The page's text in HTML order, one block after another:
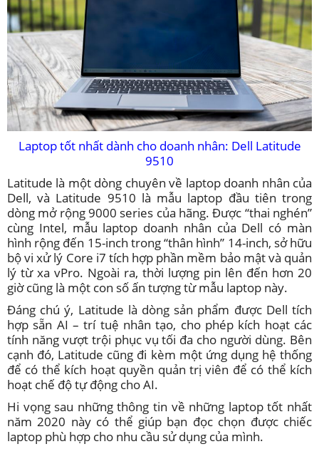
Laptop tốt nhất dành cho doanh nhân: Dell Latitude
9510
Latitude là một dòng chuyên về laptop doanh nhân của
Dell, và Latitude 9510 là mẫu laptop đầu tiên trong
dòng mở rộng 9000 series của hãng. Được “thai nghén”
cùng Intel, mẫu laptop doanh nhân của Dell có màn
hình rộng đến 15-inch trong “thân hình” 14-inch, sở hữu
bộ vi xử lý Core i7 tích hợp phần mềm bảo mật và quản
lý từ xa vPro. Ngoài ra, thời lượng pin lên đến hơn 20
giờ cũng là một con số ấn tượng từ mẫu laptop này.
Đáng chú ý, Latitude là dòng sản phẩm được Dell tích
hợp sẵn AI – trí tuệ nhân tạo, cho phép kích hoạt các
tính năng vượt trội phục vụ tối đa cho người dùng. Bên
cạnh đó, Latitude cũng đi kèm một ứng dụng hệ thống
để có thể kích hoạt quyền quản trị viên để có thể kích
hoạt chế độ tự động cho AI.
Hi vọng sau những thông tin về những laptop tốt nhất
năm 2020 này có thể giúp bạn đọc chọn được chiếc
laptop phù hợp cho nhu cầu sử dụng của mình.